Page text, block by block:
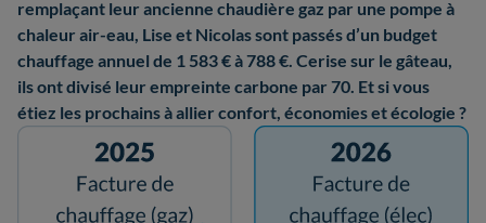
remplaçant leur ancienne chaudière gaz par une pompe à
chaleur air-eau, Lise et Nicolas sont passés d’un budget
chauffage annuel de 1 583 € à 788 €. Cerise sur le gâteau,
ils ont divisé leur empreinte carbone par 70. Et si vous
étiez les prochains à allier confort, économies et écologie ?